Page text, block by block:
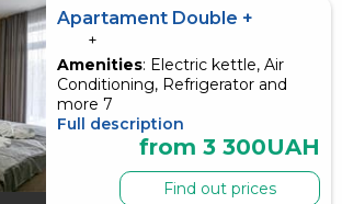
Apartament Double +
+
Amenities: Electric kettle, Air
Conditioning, Refrigerator and
more 7
Full description
from 3 300UAH
Find out prices